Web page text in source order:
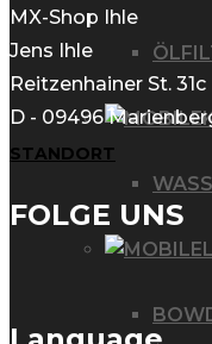
MX-Shop Ihle
Jens Ihle
Reitzenhainer St. 31c
D - 09496
STANDORT
FOLGE UNS